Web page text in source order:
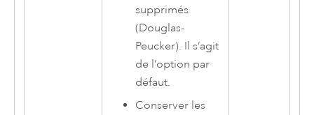
supprimés
(Douglas-
Peucker). Il s’agit
de l’option par
défaut.
Conserver les